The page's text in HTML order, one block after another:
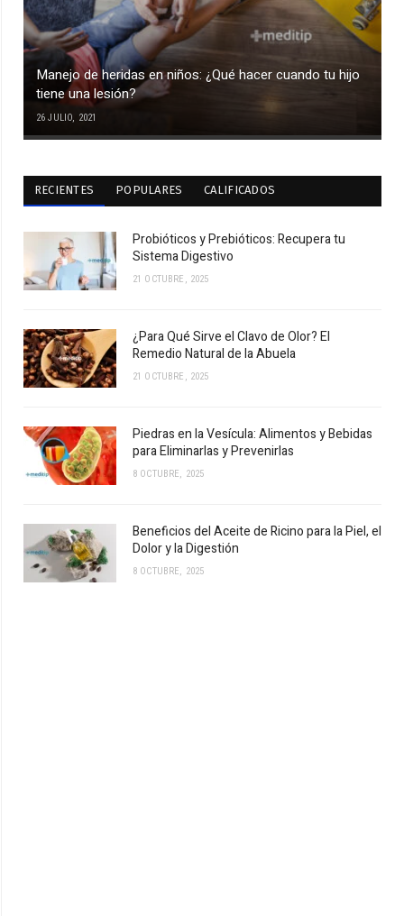
Manejo de heridas en niños: ¿Qué hacer cuando tu hijo
tiene una lesión?
26 JULIO, 2021
RECIENTES POPULARES CALIFICADOS
Probióticos y Prebióticos: Recupera tu
Sistema Digestivo
21 OCTUBRE, 2025
¿Para Qué Sirve el Clavo de Olor? El
Remedio Natural de la Abuela
21 OCTUBRE, 2025
Piedras en la Vesícula: Alimentos y Bebidas
para Eliminarlas y Prevenirlas
8 OCTUBRE, 2025
Beneficios del Aceite de Ricino para la Piel, el
Dolor y la Digestión
8 OCTUBRE, 2025